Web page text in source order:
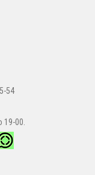
54
00.